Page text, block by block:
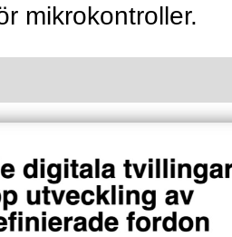
mikrokontroller.